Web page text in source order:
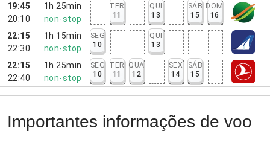
19:45
20:10
1h 25min
non-stop
TER
11
QUI
13
SÁB
15
DOM
16
22:15
22:30
1h 15min
non-stop
SEG
10
QUI
13
22:15
22:40
1h 25min
non-stop
SEG
10
TER
11
QUA
12
SEX
14
SÁB
15
Importantes informações de voo